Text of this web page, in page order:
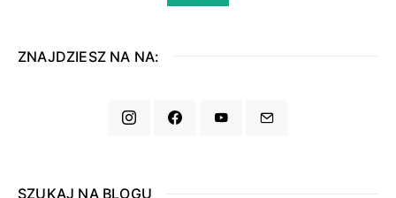
ZNAJDZIESZ NA NA:
SZUKAJ NA BLOGU